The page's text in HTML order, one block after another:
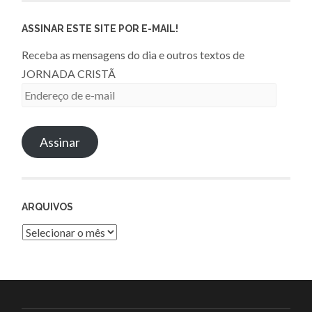
ASSINAR ESTE SITE POR E-MAIL!
Receba as mensagens do dia e outros textos de
JORNADA CRISTÃ
Endereço
e-
mailAssinar
ARQUIVOS
Arquivos